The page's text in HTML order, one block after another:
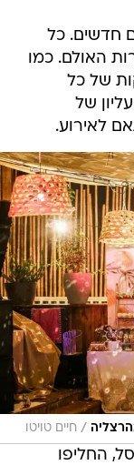
חדשים. כל
האולם. כמו
של כל
של
לאירוע.
/ חיים טויטו
החליפו